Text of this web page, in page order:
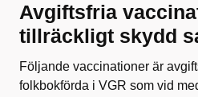
Avgiftsfria
tillräckligt skydd
Följande vaccinationer är
folkbokförda i VGR som vid